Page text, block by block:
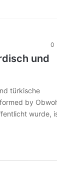
0
und
türkische
by
wurde,